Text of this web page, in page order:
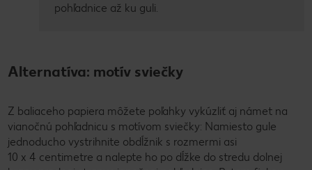
pohľadnice až ku guli.
Alternatíva: motív sviečky
Z baliaceho papiera môžete poľahky vykúzliť aj námet na
vianočnú pohľadnicu s motívom sviečky: Namiesto gule
jednoducho vystrihnite obdĺžnik s rozmermi asi
10 x 4 centimetre a nalepte ho po dĺžke do stredu dolnej